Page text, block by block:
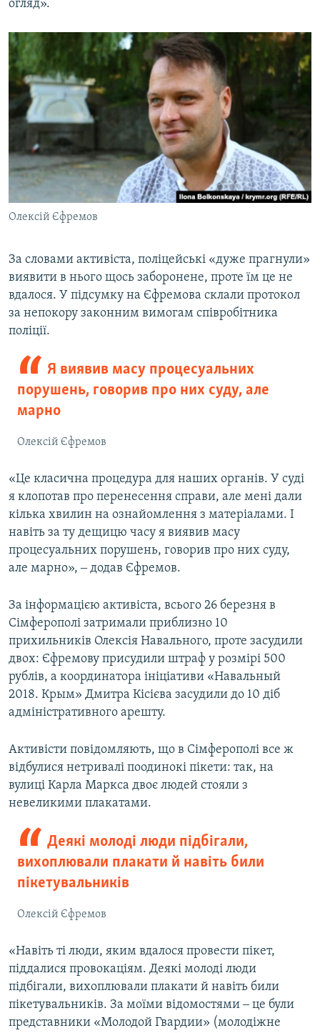
огляд».
Олексій Єфремов
За словами активіста, поліцейські «дуже прагнули»
виявити в нього щось заборонене, проте їм це не
вдалося. У підсумку на Єфремова склали протокол
за непокору законним вимогам співробітника
поліції.
Я виявив масу процесуальних
порушень, говорив про них суду, але
марно
Олексій Єфремов
«Це класична процедура для наших органів. У суді
я клопотав про перенесення справи, але мені дали
кілька хвилин на ознайомлення з матеріалами. І
навіть за ту дещицю часу я виявив масу
процесуальних порушень, говорив про них суду,
але марно», ‒ додав Єфремов.
За інформацією активіста, всього 26 березня в
Сімферополі затримали приблизно 10
прихильників Олексія Навального, проте засудили
двох: Єфремову присудили штраф у розмірі 500
рублів, а координатора ініціативи «Навальный
2018. Крым» Дмитра Кісієва засудили до 10 діб
адміністративного арешту.
Активісти повідомляють, що в Сімферополі все ж
відбулися нетривалі поодинокі пікети: так, на
вулиці Карла Маркса двоє людей стояли з
невеликими плакатами.
Деякі молоді люди підбігали,
вихоплювали плакати й навіть били
пікетувальників
Олексій Єфремов
«Навіть ті люди, яким вдалося провести пікет,
піддалися провокаціям. Деякі молоді люди
підбігали, вихоплювали плакати й навіть били
пікетувальників. За моїми відомостями ‒ це були
представники «Молодой Гвардии» (молодіжне